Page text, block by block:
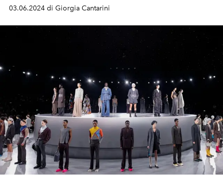
porta in Scozia, riportando alla luce il legame tra
Monsieur Dior, le highlands e il fascino dello stile Tudor.
03.06.2024 di Giorgia Cantarini